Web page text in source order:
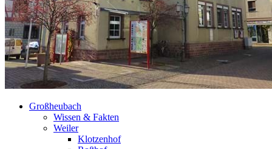
Großheubach
Wissen & Fakten
Weiler
Klotzenhof